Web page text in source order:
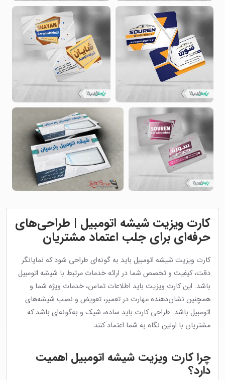
کارت ویزیت شیشه اتومبیل | طراحی‌های
حرفه‌ای برای جلب اعتماد مشتریان
کارت ویزیت شیشه اتومبیل باید به گونه‌ای طراحی شود که نمایانگر
دقت، کیفیت و تخصص شما در ارائه خدمات مرتبط با شیشه اتومبیل
باشد. این کارت ویزیت باید اطلاعات تماس، خدمات ویژه شما و
همچنین نشان‌دهنده مهارت در تعمیر، تعویض و نصب شیشه‌های
اتومبیل باشد. طراحی کارت باید ساده، شیک و به‌گونه‌ای باشد که
مشتریان با اولین نگاه به شما اعتماد کنند.
چرا کارت ویزیت شیشه اتومبیل اهمیت
دارد؟